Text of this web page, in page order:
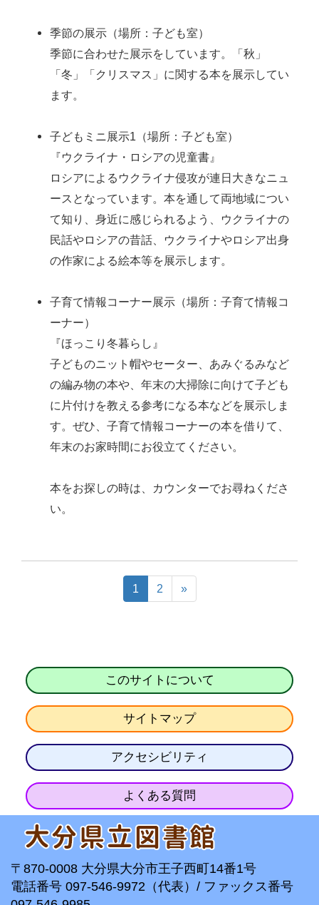
季節の展示（場所：子ども室）
季節に合わせた展示をしています。「秋」
「冬」「クリスマス」に関する本を展示してい
ます。
子どもミニ展示1（場所：子ども室）
『ウクライナ・ロシアの児童書』
ロシアによるウクライナ侵攻が連日大きなニュ
ースとなっています。本を通して両地域につい
て知り、身近に感じられるよう、ウクライナの
民話やロシアの昔話、ウクライナやロシア出身
の作家による絵本等を展示します。
子育て情報コーナー展示（場所：子育て情報コ
ーナー）
『ほっこり冬暮らし』
子どものニット帽やセーター、あみぐるみなど
の編み物の本や、年末の大掃除に向けて子ども
に片付けを教える参考になる本などを展示しま
す。ぜひ、子育て情報コーナーの本を借りて、
年末のお家時間にお役立てください。
本をお探しの時は、カウンターでお尋ねくださ
い。
1 2 »
このサイトについて
サイトマップ
アクセシビリティ
よくある質問
〒870-0008 大分県大分市王子西町14番1号
電話番号 097-546-9972（代表）/ ファックス番号